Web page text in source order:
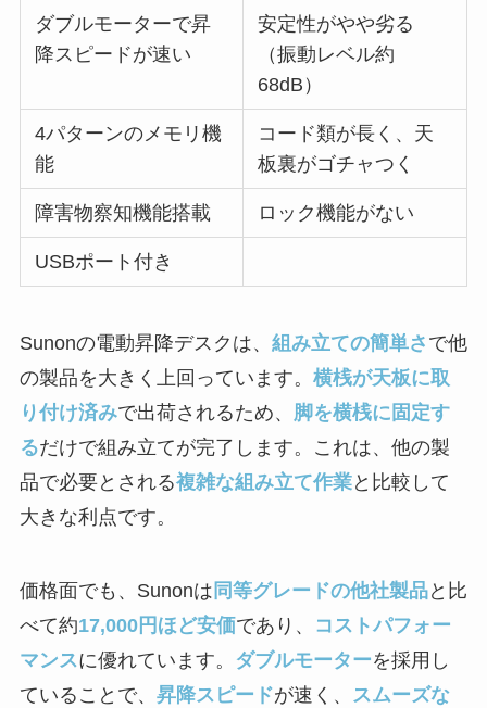
ダブルモーターで昇
降スピードが速い
安定性がやや劣る
（振動レベル約
68dB）
4パターンのメモリ機
能
コード類が長く、天
板裏がゴチャつく
障害物察知機能搭載 ロック機能がない
USBポート付き
Sunonの電動昇降デスクは、 組み立ての簡単さ で他
の製品を大きく上回っています。 横桟が天板に取
り付け済みで出荷されるため、 脚を横桟に固定す
るだけで組み立てが完了します。これは、他の製
品で必要とされる複雑な組み立て作業と比較して
大きな利点です。
価格面でも、Sunonは 同等グレードの他社製品と比
べて約17,000円ほど安価であり、
コストパフォー
マンスに優れています。 ダブルモーターを採用し
ていることで、 昇降スピードが速く、 スムーズな